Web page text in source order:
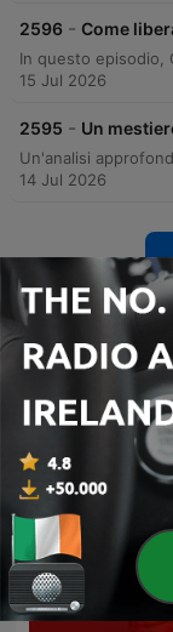
2596 - Come
15 Jul 2026
2595 - Un
14 Jul 2026
More